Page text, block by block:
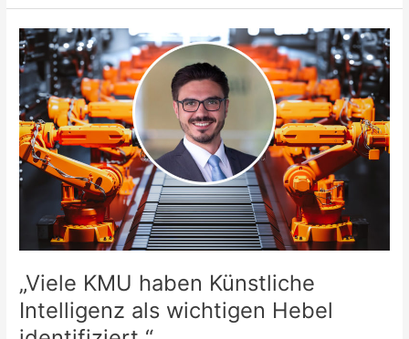
„Viele KMU haben Künstliche
Intelligenz als wichtigen Hebel
„Viele
KMU
haben
Künstliche
Intelligenz
als
wichtigen
Hebel
identifiziert.“